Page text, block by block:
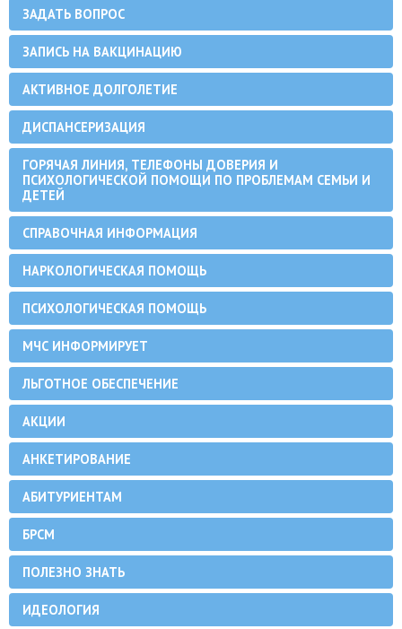
ЗАДАТЬ ВОПРОС
ЗАПИСЬ НА ВАКЦИНАЦИЮ
АКТИВНОЕ ДОЛГОЛЕТИЕ
ДИСПАНСЕРИЗАЦИЯ
ГОРЯЧАЯ ЛИНИЯ, ТЕЛЕФОНЫ ДОВЕРИЯ И
ПСИХОЛОГИЧЕСКОЙ ПОМОЩИ ПО ПРОБЛЕМАМ СЕМЬИ И
ДЕТЕЙ
СПРАВОЧНАЯ ИНФОРМАЦИЯ
НАРКОЛОГИЧЕСКАЯ ПОМОЩЬ
ПСИХОЛОГИЧЕСКАЯ ПОМОЩЬ
МЧС ИНФОРМИРУЕТ
ЛЬГОТНОЕ ОБЕСПЕЧЕНИЕ
АКЦИИ
АНКЕТИРОВАНИЕ
АБИТУРИЕНТАМ
БРСМ
ПОЛЕЗНО ЗНАТЬ
ИДЕОЛОГИЯ